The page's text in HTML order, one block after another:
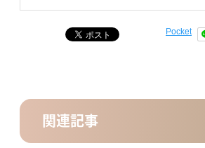
Pocket
関連記事